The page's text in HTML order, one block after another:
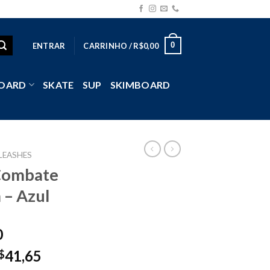
ENTRAR CARRINHO /R$0,00 0
SKATE SUP SKIMBOARD
Azul
41,65